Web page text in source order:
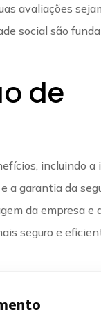
avaliações
social são
de
incluindo
a garantia da
da empresa e
seguro e